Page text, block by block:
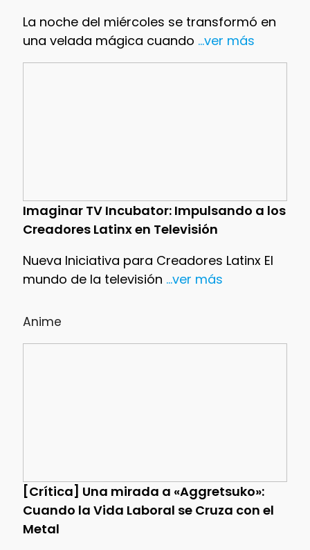
La noche del miércoles se transformó en
una velada mágica cuando ...ver más
Imaginar TV Incubator: Impulsando a los
Creadores Latinx en Televisión
Nueva Iniciativa para Creadores Latinx El
mundo de la televisión ...ver más
Anime
[Crítica] Una mirada a «Aggretsuko»:
Cuando la Vida Laboral se Cruza con el
Metal